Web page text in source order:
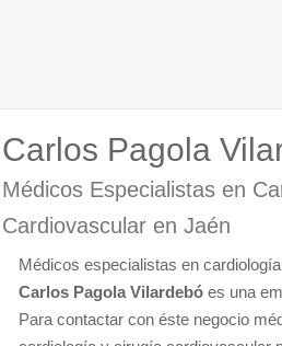
Carlos Pagola
Médicos Especialistas en
Cardiovascular en Jaén
Médicos especialistas en
Carlos Pagola Vilardebó es una
Para contactar con éste negocio